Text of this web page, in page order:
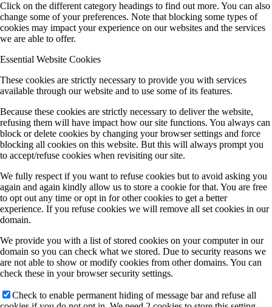
Click on the different category headings to find out more. You can also
change some of your preferences. Note that blocking some types of
cookies may impact your experience on our websites and the services
we are able to offer.
Essential Website Cookies
These cookies are strictly necessary to provide you with services
available through our website and to use some of its features.
Because these cookies are strictly necessary to deliver the website,
refusing them will have impact how our site functions. You always can
block or delete cookies by changing your browser settings and force
blocking all cookies on this website. But this will always prompt you
to accept/refuse cookies when revisiting our site.
We fully respect if you want to refuse cookies but to avoid asking you
again and again kindly allow us to store a cookie for that. You are free
to opt out any time or opt in for other cookies to get a better
experience. If you refuse cookies we will remove all set cookies in our
domain.
We provide you with a list of stored cookies on your computer in our
domain so you can check what we stored. Due to security reasons we
are not able to show or modify cookies from other domains. You can
check these in your browser security settings.
Check to enable permanent hiding of message bar and refuse all